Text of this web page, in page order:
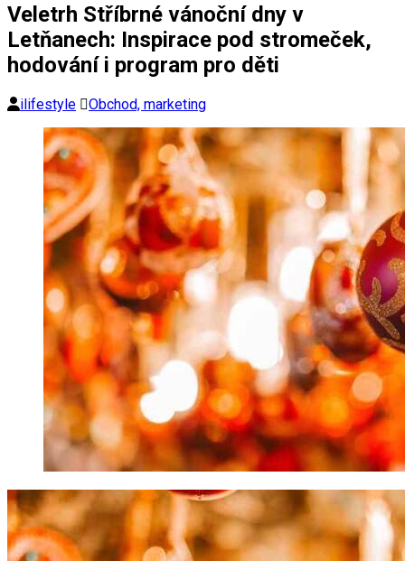
Veletrh Stříbrné vánoční dny v
Letňanech: Inspirace pod stromeček,
hodování i program pro děti
ilifestyle Obchod, marketing